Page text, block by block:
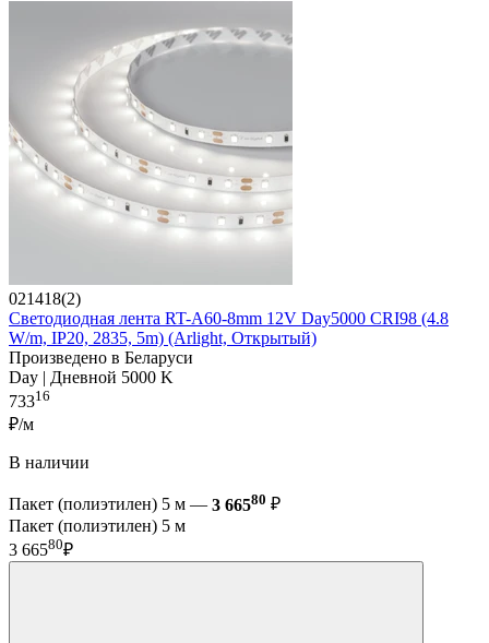
021418(2)
Светодиодная лента RT-A60-8mm 12V Day5000 CRI98 (4.8
W/m, IP20, 2835, 5m) (Arlight, Открытый)
Произведено в Беларуси
Day | Дневной 5000 K
73316
₽/м
В наличии
Пакет (полиэтилен) 5 м — 3 66580 ₽
Пакет (полиэтилен) 5 м
3 66580₽